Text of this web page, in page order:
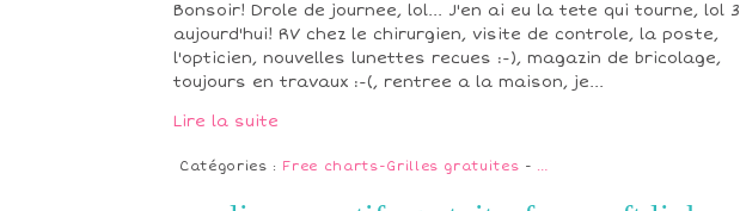
Bonsoir! Drole de journee, lol... J'en ai eu la tete qui tourne, lol
aujourd'hui! RV chez le chirurgien, visite de controle, la poste,
l'opticien, nouvelles lunettes recues :-), magazin de bricolage,
toujours en travaux :-(, rentree a la maison, je...
Lire la suite
Catégories : Free charts-Grilles gratuites - …